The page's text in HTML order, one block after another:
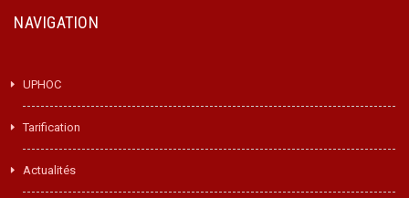
NAVIGATION
UPHOC
Tarification
Actualités